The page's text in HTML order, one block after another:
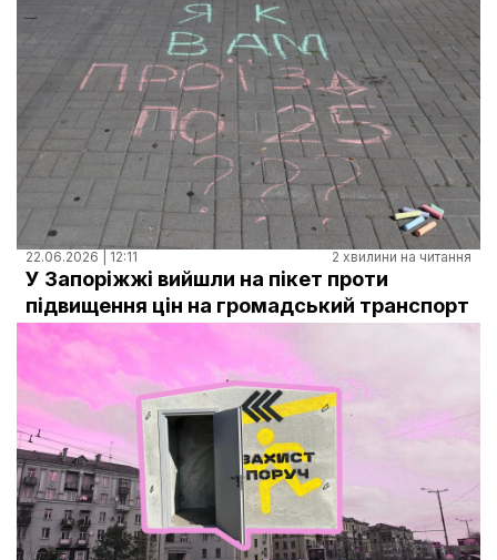
22.06.2026 | 12:11 2 хвилини на читання
У Запоріжжі вийшли на пікет проти
підвищення цін на громадський транспорт